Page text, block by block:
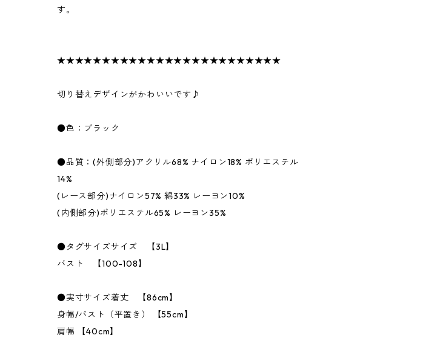
す。
★★★★★★★★★★★★★★★★★★★★★★★★★
切り替えデザインがかわいいです♪
●色：ブラック
●品質：(外側部分)アクリル68% ナイロン18% ポリエステル
14%
(レース部分)ナイロン57% 綿33% レーヨン10%
(内側部分)ポリエステル65% レーヨン35%
●タグサイズサイズ 【3L】
バスト 【100-108】
●実寸サイズ着丈 【86cm】
身幅/バスト（平置き） 【55cm】
肩幅 【40cm】